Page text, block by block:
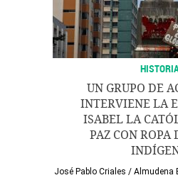
UN GRUPO DE
INTERVIENE LA
ISABEL LA
PAZ CON ROPA
José Pablo Criales / Almudena